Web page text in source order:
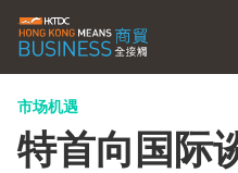
市场机遇
特首向国际